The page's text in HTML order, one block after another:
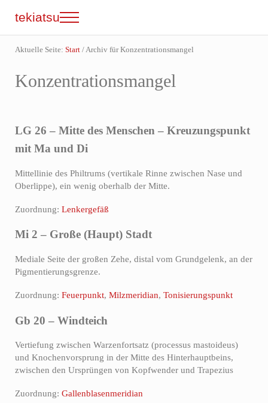
tekiatsu Menu
Aktuelle Seite: Start /Archiv für Konzentrationsmangel
Konzentrationsmangel
LG 26 – Mitte des Menschen – Kreuzungspunkt
mit Ma und Di
Mittellinie des Philtrums (vertikale Rinne zwischen Nase und
Oberlippe), ein wenig oberhalb der Mitte.
Zuordnung: Lenkergefäß
Mi 2 – Große (Haupt) Stadt
Mediale Seite der großen Zehe, distal vom Grundgelenk, an der
Pigmentierungsgrenze.
Zuordnung: Feuerpunkt, Milzmeridian, Tonisierungspunkt
Gb 20 – Windteich
Vertiefung zwischen Warzenfortsatz (processus mastoideus)
und Knochenvorsprung in der Mitte des Hinterhauptbeins,
zwischen den Ursprüngen von Kopfwender und Trapezius
Zuordnung: Gallenblasenmeridian